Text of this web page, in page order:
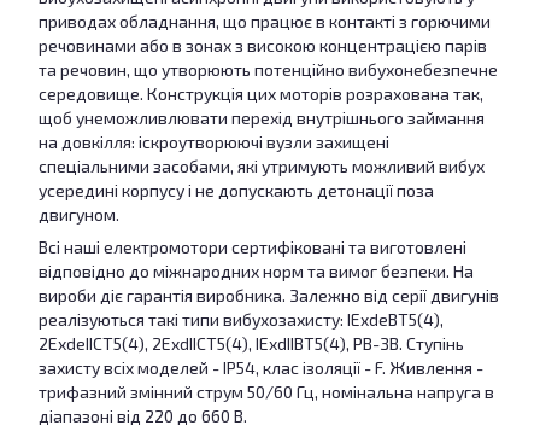
приводах обладнання, що працює в контакті з горючими
речовинами або в зонах з високою концентрацією парів
та речовин, що утворюють потенційно вибухонебезпечне
середовище. Конструкція цих моторів розрахована так,
щоб унеможливлювати перехід внутрішнього займання
на довкілля: іскроутворюючі вузли захищені
спеціальними засобами, які утримують можливий вибух
усередині корпусу і не допускають детонації поза
двигуном.
Всі наші електромотори сертифіковані та виготовлені
відповідно до міжнародних норм та вимог безпеки. На
вироби діє гарантія виробника. Залежно від серії двигунів
реалізуються такі типи вибухозахисту: IExdeBT5(4),
2ExdeIICT5(4), 2ExdIICT5(4), IExdIIBT5(4), РВ-ЗВ. Ступінь
захисту всіх моделей - IP54, клас ізоляції - F. Живлення -
трифазний змінний струм 50/60 Гц, номінальна напруга в
діапазоні від 220 до 660 В.